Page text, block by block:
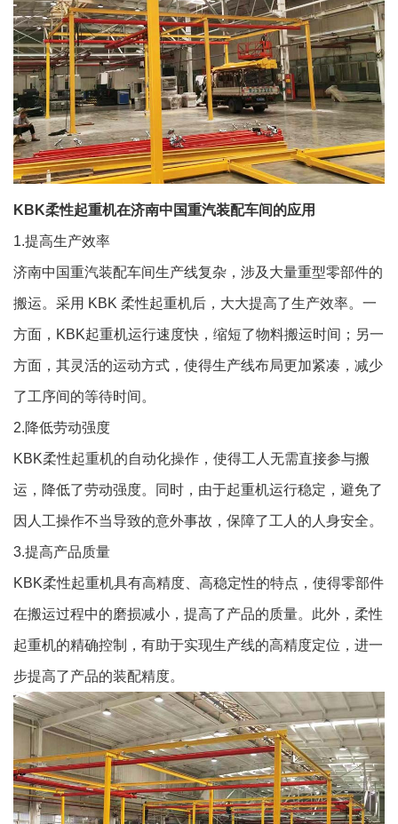
KBK柔性起重机在济南中国重汽装配车间的应用
1.提高生产效率
济南中国重汽装配车间生产线复杂，涉及大量重型零部件的
搬运。采用 KBK 柔性起重机后，大大提高了生产效率。一
方面，KBK起重机运行速度快，缩短了物料搬运时间；另一
方面，其灵活的运动方式，使得生产线布局更加紧凑，减少
了工序间的等待时间。
2.降低劳动强度
KBK柔性起重机的自动化操作，使得工人无需直接参与搬
运，降低了劳动强度。同时，由于起重机运行稳定，避免了
因人工操作不当导致的意外事故，保障了工人的人身安全。
3.提高产品质量
KBK柔性起重机具有高精度、高稳定性的特点，使得零部件
在搬运过程中的磨损减小，提高了产品的质量。此外，柔性
起重机的精确控制，有助于实现生产线的高精度定位，进一
步提高了产品的装配精度。